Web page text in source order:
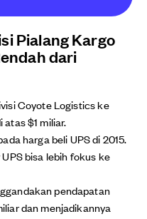
Pialang Kargo
dari
Coyote Logistics ke
$1 miliar.
harga beli UPS di 2015.
bisa lebih fokus ke
pendapatan
dan menjadikannya